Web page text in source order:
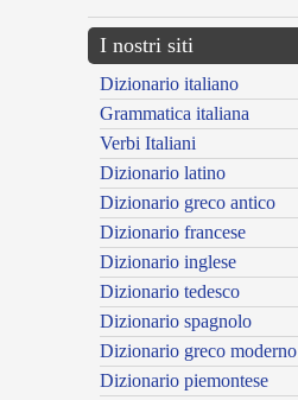
I nostri siti
Dizionario italiano
Grammatica italiana
Verbi Italiani
Dizionario latino
Dizionario greco antico
Dizionario francese
Dizionario inglese
Dizionario tedesco
Dizionario spagnolo
Dizionario greco moderno
Dizionario piemontese